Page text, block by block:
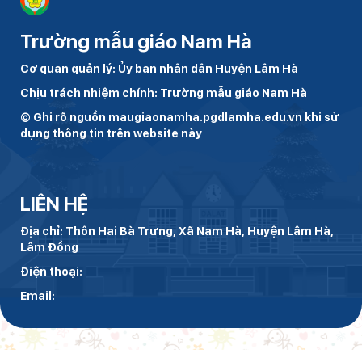
Trường mẫu giáo Nam Hà
Cơ quan quản lý: Ủy ban nhân dân Huyện Lâm Hà
Chịu trách nhiệm chính: Trường mẫu giáo Nam Hà
© Ghi rõ nguồn maugiaonamha.pgdlamha.edu.vn khi sử
dụng thông tin trên website này
LIÊN HỆ
Địa chỉ: Thôn Hai Bà Trưng, Xã Nam Hà, Huyện Lâm Hà,
Lâm Đồng
Điện thoại:
Email: